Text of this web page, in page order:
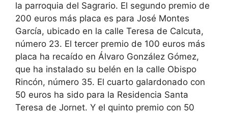
la parroquia del Sagrario. El segundo premio de
200 euros más placa es para José Montes
García, ubicado en la calle Teresa de Calcuta,
número 23. El tercer premio de 100 euros más
placa ha recaído en Álvaro González Gómez,
que ha instalado su belén en la calle Obispo
Rincón, número 35. El cuarto galardonado con
50 euros ha sido para la Residencia Santa
Teresa de Jornet. Y el quinto premio con 50